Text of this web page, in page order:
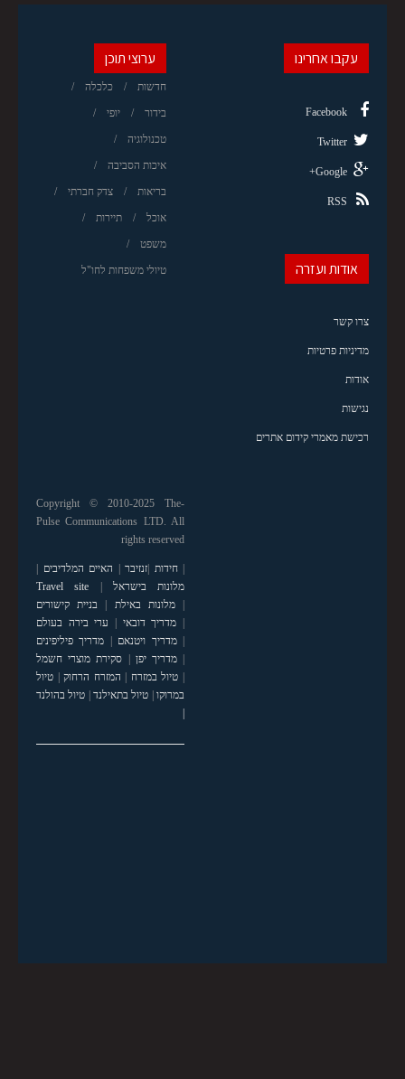
ערוצי תוכן
חדשות כלכלה
בידור יופי
טכנולוגיה
איכות הסביבה
בריאות צדק חברתי
אוכל תיירות
משפט
טיולי משפחות לחו"ל
עקבו אחרינו
Facebook
Twitter
Google+
RSS
אודות ועזרה
צרו קשר
מדיניות פרטיות
אודות
נגישות
רכישת מאמרי קידום אתרים
Copyright © 2010-2025 The-
Pulse Communications LTD. All
rights reserved
|חידות |זנזיבר | האיים המלדיבים |
מלונות בישראל |
Travel site
|מלונות באילת | בניית קישורים
| מדריך דובאי | ערי בירה בעולם
|מדריך ויטנאם | מדריך פיליפינים
|מדריך יפן | סקירת מוצרי חשמל
| טיול במזרח | המזרח הרחוק| טיול
במרוקו| טיול בתאילנד| טיול בהולנד
|